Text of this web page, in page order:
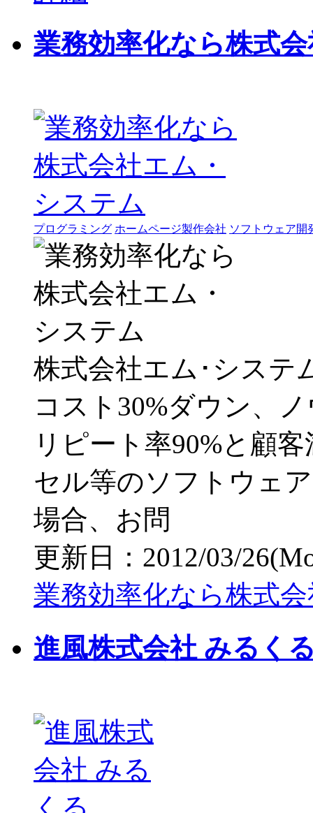
業務効率化なら株式
プログラミング ホームページ製作会社 ソフトウェア開
株式会社エム･システ
コスト30%ダウン、
リピート率90%と顧
セル等のソフトウェ
場合、お問
更新日：2012/03/
業務効率化なら株式
進風株式会社 みるく